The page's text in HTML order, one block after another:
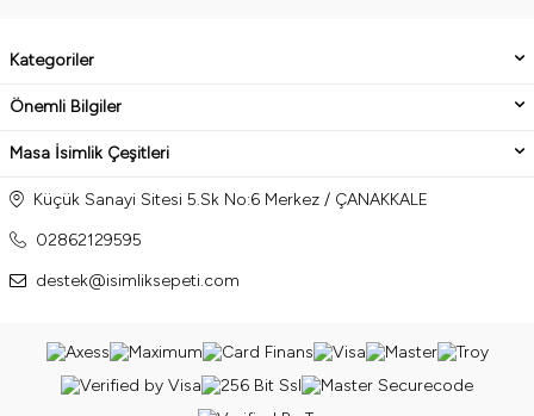
Kategoriler
Önemli Bilgiler
Masa İsimlik Çeşitleri
Küçük Sanayi Sitesi 5.Sk No:6 Merkez / ÇANAKKALE
02862129595
destek@isimliksepeti.com